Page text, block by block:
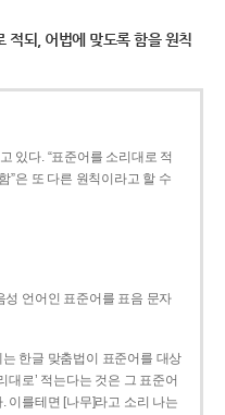
적되, 어법에 맞도록 함을 원칙
있다. “표준어를 소리대로 적
”은 또 다른 원칙이라고 할 수
성 언어인 표준어를 표음 문자
는 한글 맞춤법이 표준어를 대상
대로’ 적는다는 것은 그 표준어
이를테면 [나무]라고 소리 나는